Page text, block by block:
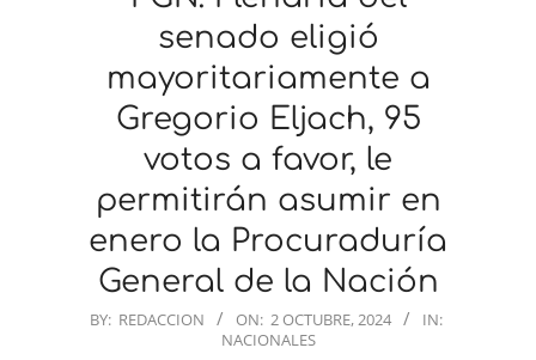
senado eligió
mayoritariamente a
Gregorio Eljach, 95
votos a favor, le
permitirán asumir en
enero la Procuraduría
General de la Nación
2024-
BY: REDACCION ON: 2 OCTUBRE, 2024
IN:
NACIONALES